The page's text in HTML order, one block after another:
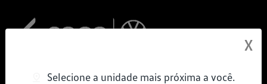
X
Selecione a unidade mais próxima a você.